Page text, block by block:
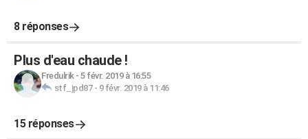
8 réponses
Plus d'eau chaude !
Fredulrik- 5 févr. 2019 à 16:55
stf_jpd87- 9 févr. 2019 à 11:46
15 réponses